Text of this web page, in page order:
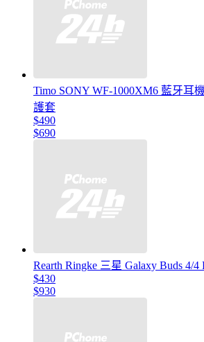
Timo SONY WF-1000XM6 藍牙耳
護套
$490
$690
Rearth Ringke 三星 Galaxy Buds 4/
$430
$930